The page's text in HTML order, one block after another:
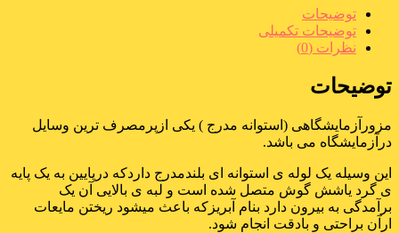
توضیحات
توضیحات تکمیلی
نظرات (0)
توضیحات
مزورآزمایشگاهی (استوانه مدرج ) یکی ازپرمصرف ترین وسایل
درآزمایشگاه می باشد.
این وسیله یک لوله ی استوانه ای بلندمدرج داردکه درپایین به یک پایه
ی گرد یاشش گوش متصل شده است و لبه ی بالایی آن یک
برآمدگی به بیرون دارد بنام آبریزکه باعث میشود ریختن مایعات
ارآن براحتی و بادقت انجام شود.